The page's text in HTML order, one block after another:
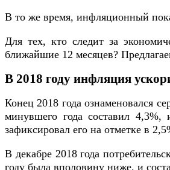
В то же время, инфляционный
Для тех, кто следит за
ближайшие 12 месяцев?
В 2018 году инфляция
Конец 2018 года ознаменовался
минувшего года составил
зафиксировал его на отметке в
В декабре 2018 года
году была вполовину ниже, и